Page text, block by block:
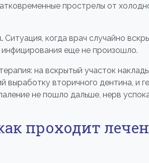
прострелы от
Ситуация, когда врач случайно
инфицирования еще не произошло.
на вскрытый участок
вторичного дентина, и
не пошло дальше, нерв
проходит